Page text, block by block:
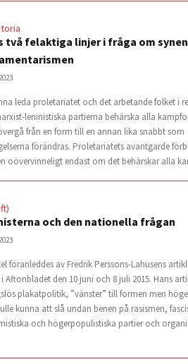
två felaktiga linjer i fråga om
leda proletariatet och det arbetande folket i
leninistiska partierna behärska alla
från en form till en annan lika snabbt som
förändras. Proletariatets avantgarde
oövervinneligt endast om det behärskar alla
och den nationella frågan
föranleddes av Fredrik Perssons-Lahusens
Aftonbladet den 10 juni och 8 juli 2015. Hans
plakatpolitik, ”vänster” till formen men
kunna att slå undan benen på rasismen,
och högerpopulistiska partier och